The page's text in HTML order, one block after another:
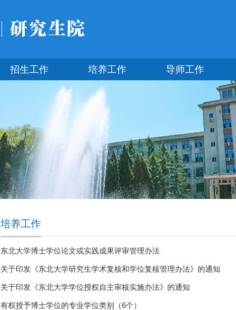
招生工作 培养工作 导师工作
培养工作
东北大学博士学位论文或实践成果评审管理办法
关于印发《东北大学研究生学术复核和学位复核管理办法》的通知
关于印发《东北大学学位授权自主审核实施办法》的通知
有权授予博士学位的专业学位类别（6个）